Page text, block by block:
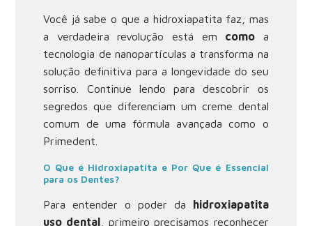
Você já sabe o que a hidroxiapatita faz, mas
a verdadeira revolução está em como a
tecnologia de nanopartículas a transforma na
solução definitiva para a longevidade do seu
sorriso. Continue lendo para descobrir os
segredos que diferenciam um creme dental
comum de uma fórmula avançada como o
Primedent.
O Que é Hidroxiapatita e Por Que é Essencial
para os Dentes?
Para entender o poder da hidroxiapatita
uso dental, primeiro precisamos reconhecer